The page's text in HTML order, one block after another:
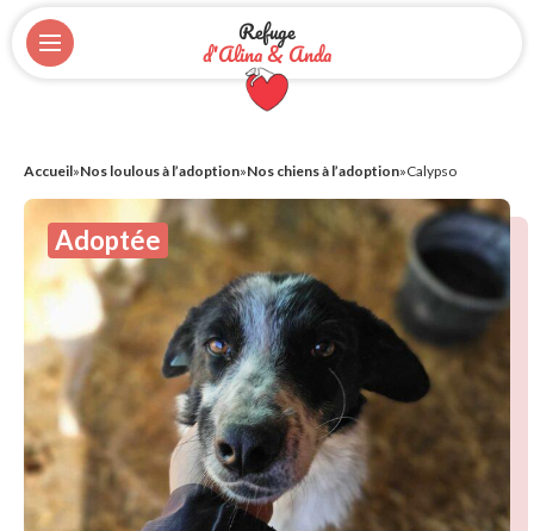
Refuge
d'Alina & Anda
Accueil»Nos loulous à l’adoption»Nos chiens à l’adoption»Calypso
Adoptée